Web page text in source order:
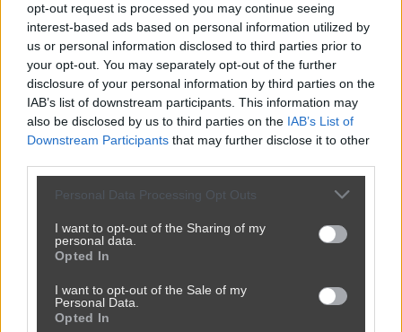
opt-out request is processed you may continue seeing
interest-based ads based on personal information utilized by
us or personal information disclosed to third parties prior to
your opt-out. You may separately opt-out of the further
disclosure of your personal information by third parties on the
IAB’s list of downstream participants. This information may
also be disclosed by us to third parties on the IAB’s List of
Downstream Participants that may further disclose it to other
Personal Data Processing Opt Outs
I want to opt-out of the Sharing of my
personal data.
Opted In
I want to opt-out of the Sale of my
Personal Data.
Opted In
Odpowiedz
Z Zenon 1 miesiąc temu
Jeszcze wyżej stoi leg*tymacja kancelarii
prezydenta i paszport ukraiński
Odpowiedz
+
0
Gabinet leksrerski? Acha. Spoko. Sam się
zesraj. Srutututu.
Odpowiedz